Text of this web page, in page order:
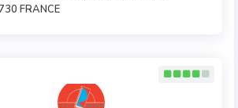
FRANCE